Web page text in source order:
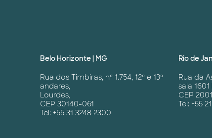
Belo Horizonte | MG
Rua dos Timbiras, nº 1.754, 12º e 13º
andares,
Lourdes,
CEP 30140-061
Tel: +55 31 3248 2300
Rio de
Rua da
sala
CEP
Tel: +55